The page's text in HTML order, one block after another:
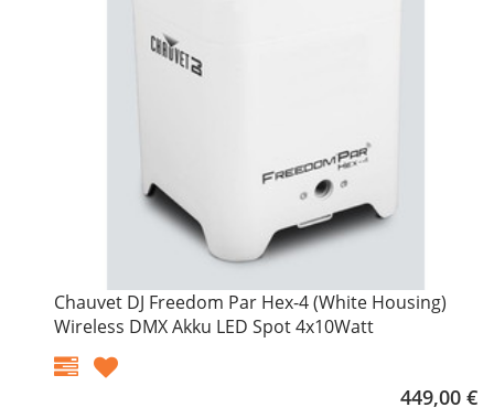
Chauvet DJ Freedom Par Hex-4 (White Housing)
Wireless DMX Akku LED Spot 4x10Watt
449,00 €